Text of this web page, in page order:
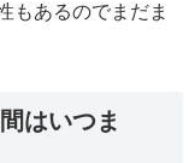
もあるのでまだま
はいつま